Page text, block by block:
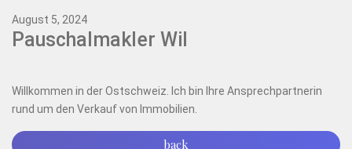
August 5, 2024
Pauschalmakler Wil
Willkommen in der Ostschweiz. Ich bin Ihre Ansprechpartnerin
rund um den Verkauf von Immobilien.
back